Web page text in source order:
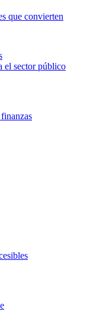
que convierten
el sector público